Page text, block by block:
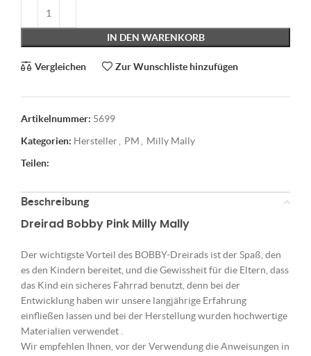
IN DEN WARENKORB
Vergleichen Zur Wunschliste hinzufügen
Artikelnummer: 5699
Kategorien: Hersteller, PM, Milly Mally
Teilen:
Beschreibung
Dreirad Bobby Pink Milly Mally
Der wichtigste Vorteil des BOBBY-Dreirads ist der Spaß, den
es den Kindern bereitet, und die Gewissheit für die Eltern, dass
das Kind ein sicheres Fahrrad benutzt, denn bei der
Entwicklung haben wir unsere langjährige Erfahrung
einfließen lassen und bei der Herstellung wurden hochwertige
Materialien verwendet .
Wir empfehlen Ihnen, vor der Verwendung die Anweisungen in